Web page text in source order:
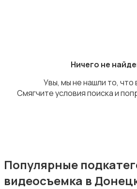
Компьютерные услуги
Деловые услуги
Ничего не
Увы, мы не нашли то, что
Смягчите условия поиска и
Популярные
видеосъемка в